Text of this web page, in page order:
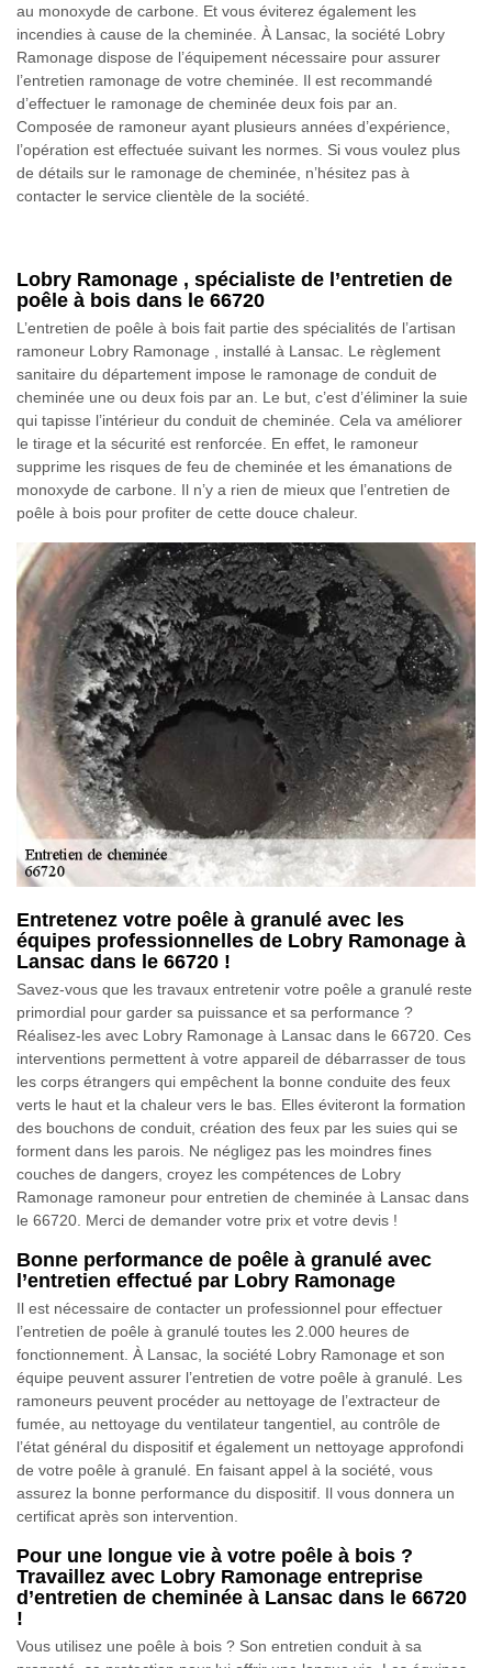
au monoxyde de carbone. Et vous éviterez également les
incendies à cause de la cheminée. À Lansac, la société Lobry
Ramonage dispose de l’équipement nécessaire pour assurer
l’entretien ramonage de votre cheminée. Il est recommandé
d’effectuer le ramonage de cheminée deux fois par an.
Composée de ramoneur ayant plusieurs années d’expérience,
l’opération est effectuée suivant les normes. Si vous voulez plus
de détails sur le ramonage de cheminée, n’hésitez pas à
contacter le service clientèle de la société.
Lobry Ramonage , spécialiste de l’entretien de
poêle à bois dans le 66720
L’entretien de poêle à bois fait partie des spécialités de l’artisan
ramoneur Lobry Ramonage , installé à Lansac. Le règlement
sanitaire du département impose le ramonage de conduit de
cheminée une ou deux fois par an. Le but, c’est d’éliminer la suie
qui tapisse l’intérieur du conduit de cheminée. Cela va améliorer
le tirage et la sécurité est renforcée. En effet, le ramoneur
supprime les risques de feu de cheminée et les émanations de
monoxyde de carbone. Il n’y a rien de mieux que l’entretien de
poêle à bois pour profiter de cette douce chaleur.
Entretenez votre poêle à granulé avec les
équipes professionnelles de Lobry Ramonage à
Lansac dans le 66720 !
Savez-vous que les travaux entretenir votre poêle a granulé reste
primordial pour garder sa puissance et sa performance ?
Réalisez-les avec Lobry Ramonage à Lansac dans le 66720. Ces
interventions permettent à votre appareil de débarrasser de tous
les corps étrangers qui empêchent la bonne conduite des feux
verts le haut et la chaleur vers le bas. Elles éviteront la formation
des bouchons de conduit, création des feux par les suies qui se
forment dans les parois. Ne négligez pas les moindres fines
couches de dangers, croyez les compétences de Lobry
Ramonage ramoneur pour entretien de cheminée à Lansac dans
le 66720. Merci de demander votre prix et votre devis !
Bonne performance de poêle à granulé avec
l’entretien effectué par Lobry Ramonage
Il est nécessaire de contacter un professionnel pour effectuer
l’entretien de poêle à granulé toutes les 2.000 heures de
fonctionnement. À Lansac, la société Lobry Ramonage et son
équipe peuvent assurer l’entretien de votre poêle à granulé. Les
ramoneurs peuvent procéder au nettoyage de l’extracteur de
fumée, au nettoyage du ventilateur tangentiel, au contrôle de
l’état général du dispositif et également un nettoyage approfondi
de votre poêle à granulé. En faisant appel à la société, vous
assurez la bonne performance du dispositif. Il vous donnera un
certificat après son intervention.
Pour une longue vie à votre poêle à bois ?
Travaillez avec Lobry Ramonage entreprise
d’entretien de cheminée à Lansac dans le 66720
!
Vous utilisez une poêle à bois ? Son entretien conduit à sa